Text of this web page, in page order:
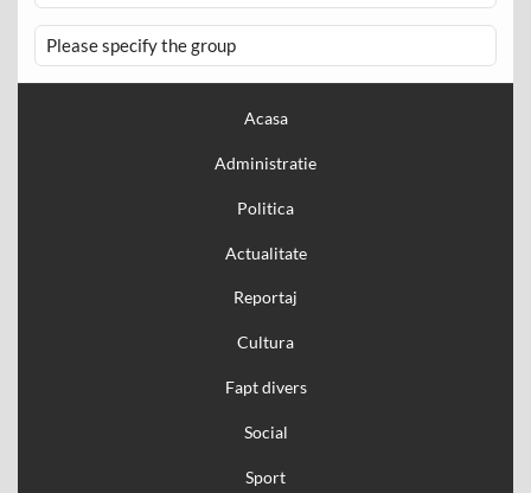
Please specify the group
Acasa
Administratie
Politica
Actualitate
Reportaj
Cultura
Fapt divers
Social
Sport